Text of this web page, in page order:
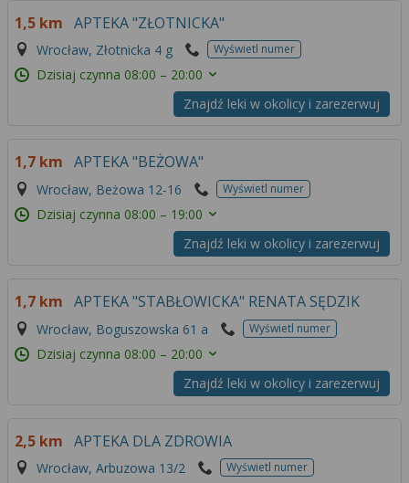
1,5 km APTEKA "ZŁOTNICKA"
Wrocław, Złotnicka 4 g Wyświetl numer
Dzisiaj czynna 08:00 – 20:00
Znajdź leki w okolicy i zarezerwuj
1,7 km APTEKA "BEŻOWA"
Wrocław, Beżowa 12-16 Wyświetl numer
Dzisiaj czynna 08:00 – 19:00
Znajdź leki w okolicy i zarezerwuj
1,7 km APTEKA "STABŁOWICKA" RENATA SĘDZIK
Wrocław, Boguszowska 61 a Wyświetl numer
Dzisiaj czynna 08:00 – 20:00
Znajdź leki w okolicy i zarezerwuj
2,5 km APTEKA DLA ZDROWIA
Wrocław, Arbuzowa 13/2 Wyświetl numer